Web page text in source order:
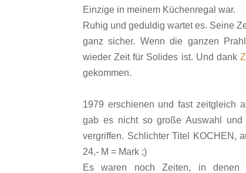
Einzige in meinem Küchenregal war.
Ruhig und geduldig wartet es. Seine
ganz sicher. Wenn die ganzen
wieder Zeit für Solides ist. Und dank
gekommen.
1979 erschienen und fast zeitgleich
gab es nicht so große Auswahl
vergriffen. Schlichter Titel KOCHEN,
24,- M = Mark ;)
Es waren noch Zeiten, in denen